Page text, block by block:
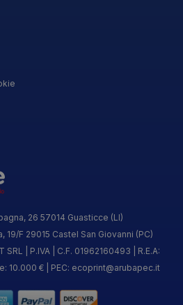
26 57014 Guasticce (LI)
F 29015 Castel San Giovanni (PC)
SRL | P.IVA | C.F. 01962160493 | R.E.A:
10.000 € | PEC: ecoprint@arubapec.it